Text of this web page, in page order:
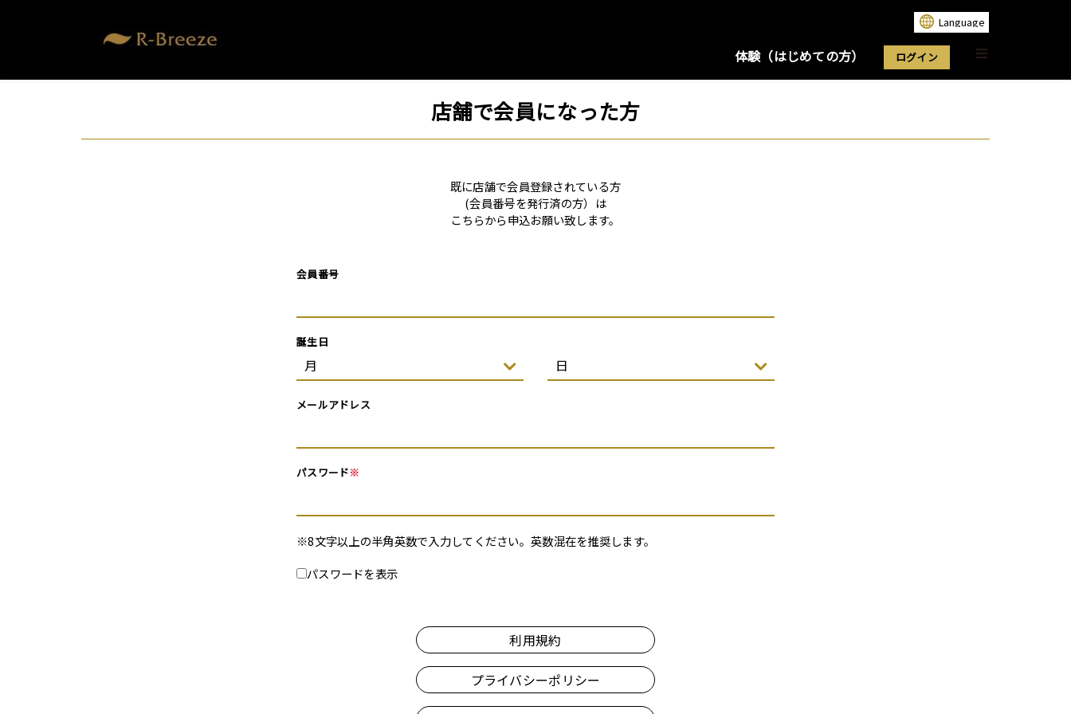
体験（はじめての方） ログイン
店舗で会員になった方
既に店舗で会員登録されている方
(会員番号を発行済の方）は
こちらから申込お願い致します。
会員番号
誕生日
メールアドレス
パスワード※
※8文字以上の半角英数で入力してください。英数混在を推奨します。
パスワードを表示
利用規約
プライバシーポリシー